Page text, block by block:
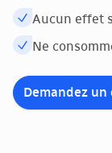
Aucun effet
Ne
Demandez un